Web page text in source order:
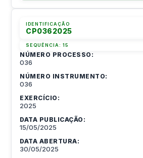
IDENTIFICAÇÃO
CP0362025
SEQUÊNCIA:15
NÚMERO PROCESSO:
036
NÚMERO INSTRUMENTO:
036
EXERCÍCIO:
2025
DATA PUBLICAÇÃO:
15/05/2025
DATA ABERTURA:
30/05/2025